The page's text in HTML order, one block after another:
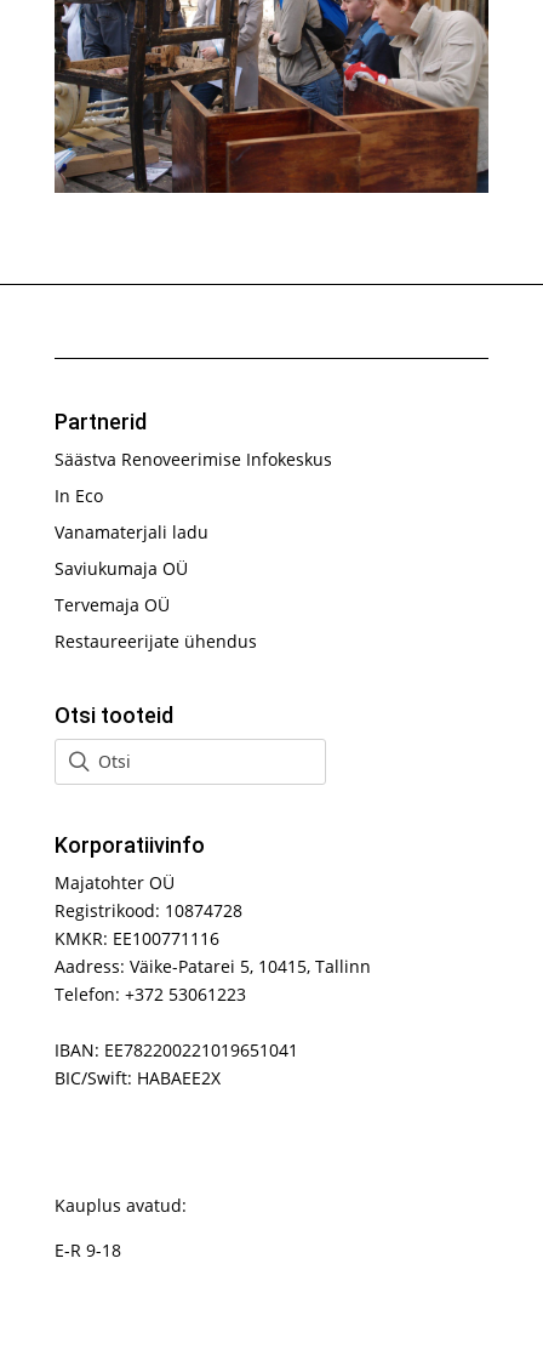
Partnerid
Säästva Renoveerimise Infokeskus
In Eco
Vanamaterjali ladu
Saviukumaja OÜ
Tervemaja OÜ
Restaureerijate ühendus
Otsi tooteid
Korporatiivinfo
Majatohter OÜ
Registrikood: 10874728
KMKR: EE100771116
Aadress: Väike-Patarei 5, 10415, Tallinn
Telefon: +372 53061223
IBAN: EE782200221019651041
BIC/Swift: HABAEE2X
Kauplus avatud:
E-R 9-18